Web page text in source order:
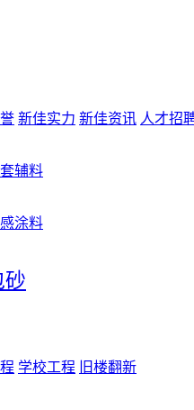
新佳实力 新佳资讯 人才招
辅料
涂料
砂
学校工程 旧楼翻新